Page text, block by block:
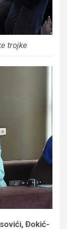
trojke
Đokić-